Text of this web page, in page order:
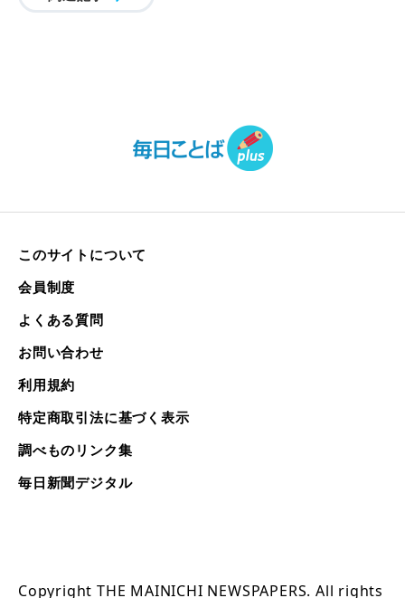
このサイトについて
会員制度
よくある質問
お問い合わせ
利用規約
特定商取引法に基づく表示
調べものリンク集
毎日新聞デジタル
Copyright THE MAINICHI NEWSPAPERS. All rights